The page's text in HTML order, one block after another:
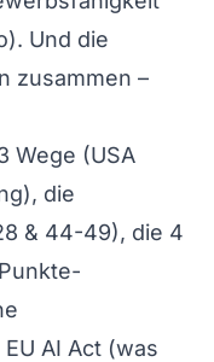
Und die
zusammen –
Wege (USA
die
& 44-49), die 4
AI Act (was